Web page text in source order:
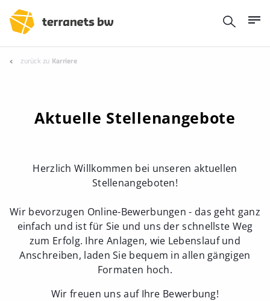
zurück zu Karriere
Aktuelle Stellenangebote
Herzlich Willkommen bei unseren aktuellen
Stellenangeboten!
Wir bevorzugen Online-Bewerbungen - das geht ganz
einfach und ist für Sie und uns der schnellste Weg
zum Erfolg. Ihre Anlagen, wie Lebenslauf und
Anschreiben, laden Sie bequem in allen gängigen
Formaten hoch.
Wir freuen uns auf Ihre Bewerbung!